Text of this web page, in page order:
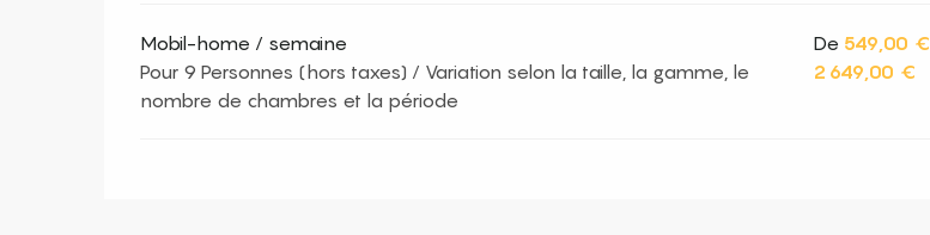
Mobil-home / semaine
Pour 9 Personnes (hors taxes) / Variation selon la taille, la gamme, le
nombre de chambres et la période
De 549,00 €
2 649,00 €